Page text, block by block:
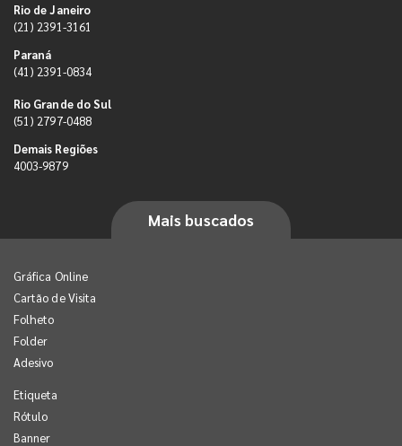
Rio de Janeiro
(21) 2391-3161
Paraná
(41) 2391-0834
Rio Grande do Sul
(51) 2797-0488
Demais Regiões
4003-9879
Mais buscados
Gráfica Online
Cartão de Visita
Folheto
Folder
Adesivo
Etiqueta
Rótulo
Banner